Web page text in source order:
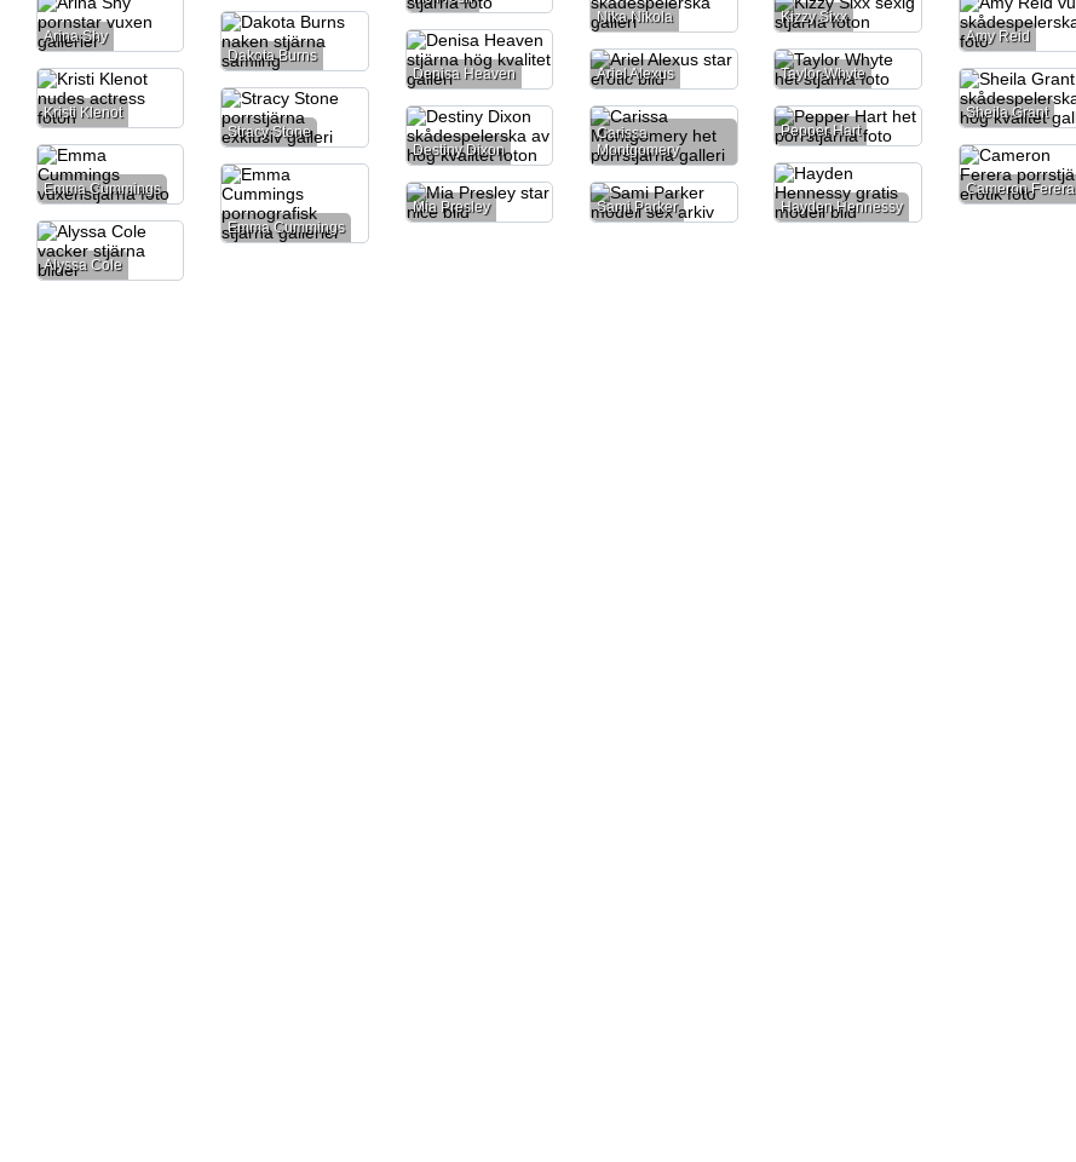
Nika Nikola
Arina Shy
Kizzy Sixx
Amy Reid
Dakota Burns
Denisa Heaven
Ariel Alexus Taylor Whyte
Kristi Klenot
Sheila Grant
Stracy Stone
Destiny Dixon
Carissa
Montgomery
Pepper Hart
Emma Cummings
Cameron Ferera
Hayden Hennessy
Emma Cummings
Mia Presley Sami Parker
Alyssa Cole